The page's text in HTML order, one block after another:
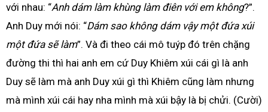
với nhau: “Anh dám làm khùng làm điên với em không?”.
Anh Duy mới nói: “Dám sao không dám vậy một đứa xúi
một đứa sẽ làm”. Và đi theo cái mô tuýp đó trên chặng
đường thi thì hai anh em cứ Duy Khiêm xúi cái gì là anh
Duy sẽ làm mà anh Duy xúi gì thì Khiêm cũng làm nhưng
mà mình xúi cái hay nha mình mà xúi bậy là bị chửi. (Cười)